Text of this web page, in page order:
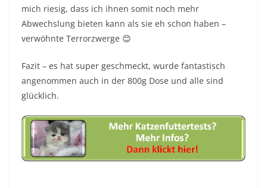
mich riesig, dass ich ihnen somit noch mehr
Abwechslung bieten kann als sie eh schon haben –
verwöhnte Terrorzwerge 😊
Fazit – es hat super geschmeckt, wurde fantastisch
angenommen auch in der 800g Dose und alle sind
glücklich.